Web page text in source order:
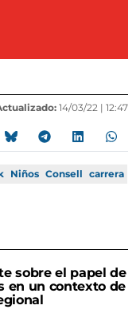
14/03/22 | 12:47
Niños Consell carrera
sobre el papel de
en un contexto de